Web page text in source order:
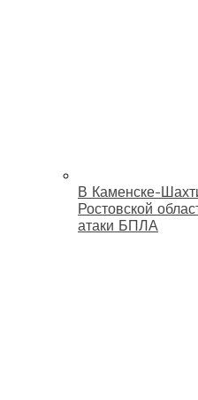
В Каменске-
Ростовской
атаки БПЛА